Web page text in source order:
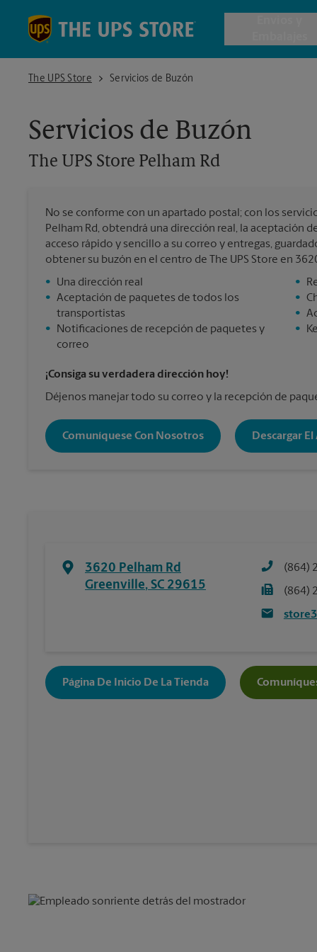
Envío
Todos
The UPS Store
The UPS Store Pelham RdServicios de Buzón
Servicios de Buzón
The UPS Store Pelham Rd
No se conforme con un apartado postal; con los
Pelham Rd, obtendrá una dirección real, la aceptación
acceso rápido y sencillo a su correo y entregas,
obtener su buzón en el centro de The UPS Store en
•
Una dirección real
• Aceptación de paquetes de todos los
transportistas
•
Notificaciones de recepción de paquetes y
correo
•
•
•
•
¡Consiga su verdadera dirección hoy!
Déjenos manejar todo su correo y la recepción de
Comuníquese Con Nosotros Descargar
3620 Pelham Rd
Greenville, SC 29615
(864)
(864)
Página De Inicio De La Tienda